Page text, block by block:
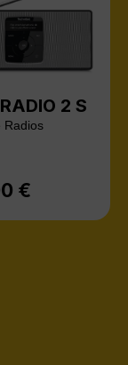
2 S
Radios
Preis:
€